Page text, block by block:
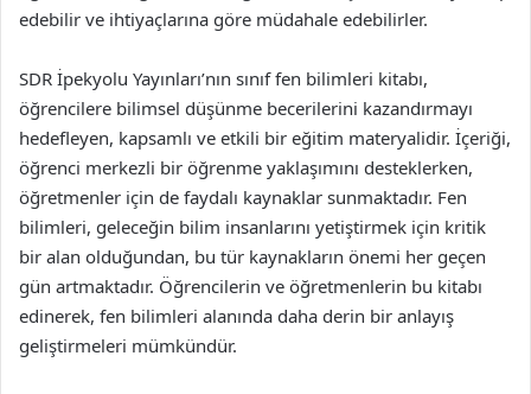
edebilir ve ihtiyaçlarına göre müdahale edebilirler.
SDR İpekyolu Yayınları’nın sınıf fen bilimleri kitabı,
öğrencilere bilimsel düşünme becerilerini kazandırmayı
hedefleyen, kapsamlı ve etkili bir eğitim materyalidir. İçeriği,
öğrenci merkezli bir öğrenme yaklaşımını desteklerken,
öğretmenler için de faydalı kaynaklar sunmaktadır. Fen
bilimleri, geleceğin bilim insanlarını yetiştirmek için kritik
bir alan olduğundan, bu tür kaynakların önemi her geçen
gün artmaktadır. Öğrencilerin ve öğretmenlerin bu kitabı
edinerek, fen bilimleri alanında daha derin bir anlayış
geliştirmeleri mümkündür.